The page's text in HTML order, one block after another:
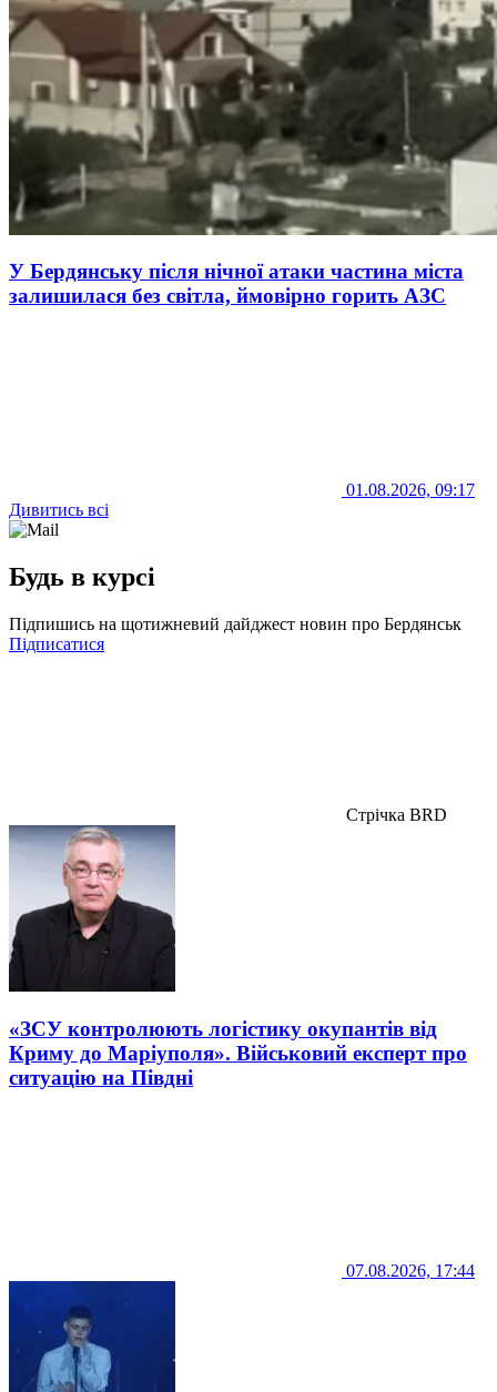
У Бердянську після нічної атаки частина міста
залишилася без світла, ймовірно горить АЗС
01.08.2026, 09:17
Дивитись всі
Будь в курсі
Підпишись на щотижневий дайджест новин про Бердянськ
Підписатися
Стрічка BRD
«ЗСУ контролюють логістику окупантів від
Криму до Маріуполя». Військовий експерт про
ситуацію на Півдні
07.08.2026, 17:44